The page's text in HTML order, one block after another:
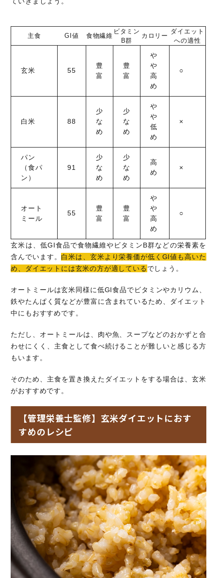
主食 GI値 食物繊維
ビタミン
B群
カロリー
ダイエット
への適性
玄米 55
豊
富
豊
富
や
や
高
め
○
白米 88
少
な
め
少
な
め
や
や
低
め
×
パン
（食パ
ン）
91
少
な
め
少
な
め
高
め
×
オート
ミール
55
豊
富
豊
富
や
や
高
め
○
玄米は、低GI食品で食物繊維やビタミンB群などの栄養素を
含んでいます。 白米は、玄米より栄養価が低くGI値も高いた
め、ダイエットには玄米の方が適している でしょう。
オートミールは玄米同様に低GI食品でビタミンやカリウム、
鉄やたんぱく質などが豊富に含まれているため、ダイエット
中にもおすすめです。
ただし、オートミールは、肉や魚、スープなどのおかずと合
わせにくく、主食として食べ続けることが難しいと感じる方
もいます。
そのため、主食を置き換えたダイエットをする場合は、玄米
がおすすめです。
【管理栄養士監修】玄米ダイエットにおす
すめのレシピ